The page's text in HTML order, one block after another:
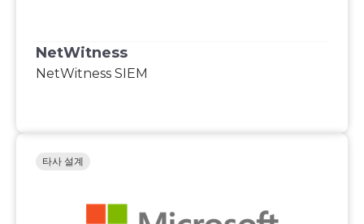
NetWitness
NetWitness SIEM
타사 설계